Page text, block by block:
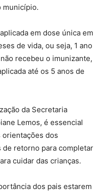
município.
em dose única em
de vida, ou seja, 1 ano
recebeu o imunizante,
até os 5 anos de
da Secretaria
Lemos, é essencial
orientações dos
de retorno para completar
cuidar das crianças.
dos pais estarem